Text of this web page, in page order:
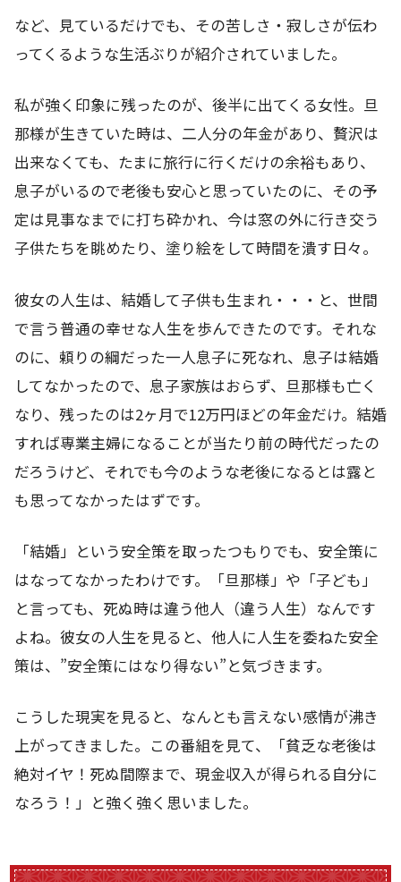
など、見ているだけでも、その苦しさ・寂しさが伝わ
ってくるような生活ぶりが紹介されていました。
私が強く印象に残ったのが、後半に出てくる女性。旦
那様が生きていた時は、二人分の年金があり、贅沢は
出来なくても、たまに旅行に行くだけの余裕もあり、
息子がいるので老後も安心と思っていたのに、その予
定は見事なまでに打ち砕かれ、今は窓の外に行き交う
子供たちを眺めたり、塗り絵をして時間を潰す日々。
彼女の人生は、結婚して子供も生まれ・・・と、世間
で言う普通の幸せな人生を歩んできたのです。それな
のに、頼りの綱だった一人息子に死なれ、息子は結婚
してなかったので、息子家族はおらず、旦那様も亡く
なり、残ったのは2ヶ月で12万円ほどの年金だけ。結婚
すれば専業主婦になることが当たり前の時代だったの
だろうけど、それでも今のような老後になるとは露と
も思ってなかったはずです。
「結婚」という安全策を取ったつもりでも、安全策に
はなってなかったわけです。「旦那様」や「子ども」
と言っても、死ぬ時は違う他人（違う人生）なんです
よね。彼女の人生を見ると、他人に人生を委ねた安全
策は、”安全策にはなり得ない”と気づきます。
こうした現実を見ると、なんとも言えない感情が沸き
上がってきました。この番組を見て、「貧乏な老後は
絶対イヤ！死ぬ間際まで、現金収入が得られる自分に
なろう！」と強く強く思いました。